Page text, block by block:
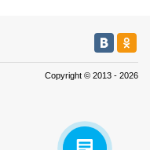
Copyright © 2013 - 2026